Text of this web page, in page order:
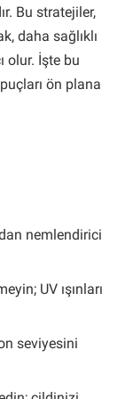
Bu stratejiler,
daha sağlıklı
olur. İşte bu
ön plana
nemlendirici
UV ışınları
seviyesini